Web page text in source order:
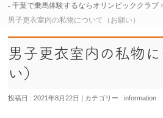
千葉で乗馬体験するならオリンピッククラブ
男子更衣室内の私物について（お願い）
男子更衣室内の私物
い）
投稿日 : 2021年8月22日 カテゴリー :information